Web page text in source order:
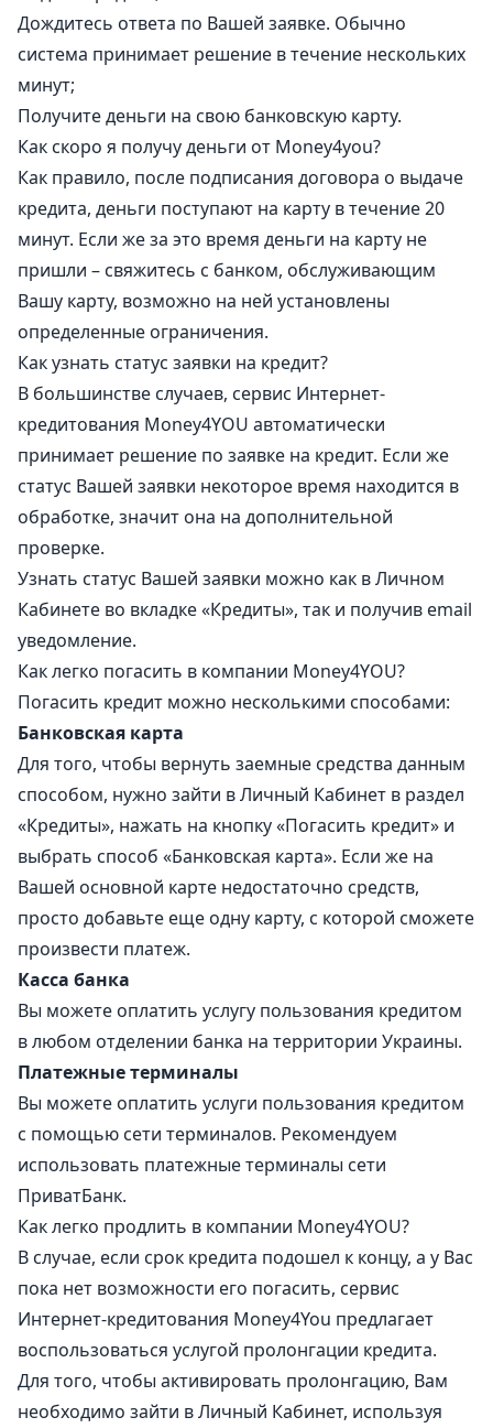
Дождитесь ответа по Вашей заявке. Обычно
система принимает решение в течение нескольких
минут;
Получите деньги на свою банковскую карту.
Как скоро я получу деньги от Money4you?
Как правило, после подписания договора о выдаче
кредита, деньги поступают на карту в течение 20
минут. Если же за это время деньги на карту не
пришли – свяжитесь с банком, обслуживающим
Вашу карту, возможно на ней установлены
определенные ограничения.
Как узнать статус заявки на кредит?
В большинстве случаев, сервис Интернет-
кредитования Money4YOU автоматически
принимает решение по заявке на кредит. Если же
статус Вашей заявки некоторое время находится в
обработке, значит она на дополнительной
проверке.
Узнать статус Вашей заявки можно как в Личном
Кабинете во вкладке «Кредиты», так и получив email
уведомление.
Как легко погасить в компании Money4YOU?
Погасить кредит можно несколькими способами:
Банковская карта
Для того, чтобы вернуть заемные средства данным
способом, нужно зайти в Личный Кабинет в раздел
«Кредиты», нажать на кнопку «Погасить кредит» и
выбрать способ «Банковская карта». Если же на
Вашей основной карте недостаточно средств,
просто добавьте еще одну карту, с которой сможете
произвести платеж.
Касса банка
Вы можете оплатить услугу пользования кредитом
в любом отделении банка на территории Украины.
Платежные терминалы
Вы можете оплатить услуги пользования кредитом
с помощью сети терминалов. Рекомендуем
использовать платежные терминалы сети
ПриватБанк.
Как легко продлить в компании Money4YOU?
В случае, если срок кредита подошел к концу, а у Вас
пока нет возможности его погасить, сервис
Интернет-кредитования Money4You предлагает
воспользоваться услугой пролонгации кредита.
Для того, чтобы активировать пролонгацию, Вам
необходимо зайти в Личный Кабинет, используя